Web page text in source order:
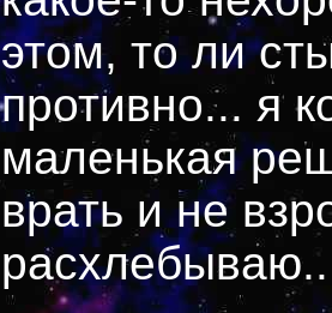
этом, то ли
противно... я
маленькая
врать и не